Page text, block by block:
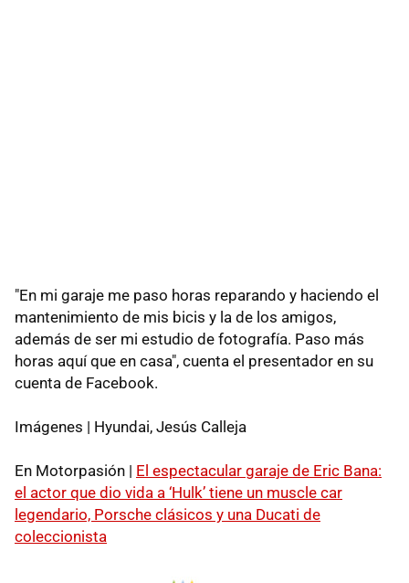
"En mi garaje me paso horas reparando y haciendo el
mantenimiento de mis bicis y la de los amigos,
además de ser mi estudio de fotografía. Paso más
horas aquí que en casa", cuenta el presentador en su
cuenta de Facebook.
Imágenes | Hyundai, Jesús Calleja
En Motorpasión | El espectacular garaje de Eric Bana:
el actor que dio vida a ‘Hulk’ tiene un muscle car
legendario, Porsche clásicos y una Ducati de
coleccionista